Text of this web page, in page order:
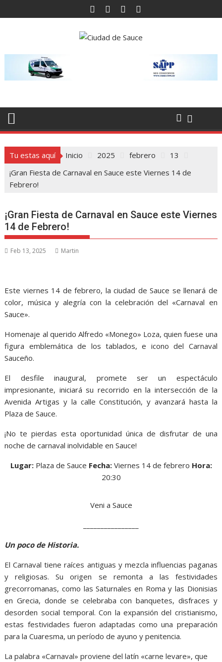
al
Tu estas aquí Inicio 2025 febrero
13
¡Gran Fiesta de Carnaval en Sauce este Viernes 14 de
Febrero!
¡Gran Fiesta de Carnaval en Sauce este Viernes
14 de Febrero!
Feb 13, 2025 Martin
Este viernes 14 de febrero, la ciudad de Sauce se llenará de
color, música y alegría con la celebración del «Carnaval en
Sauce».
Homenaje al querido Alfredo «Monego» Loza, quien fuese una
figura emblemática de los tablados, e icono del Carnaval
Sauceño.
El desfile inaugural, promete ser un espectáculo
impresionante, iniciará su recorrido en la intersección de la
Avenida Artigas y la calle Constitución, y avanzará hasta la
Plaza de Sauce.
¡No te pierdas esta oportunidad única de disfrutar de una
noche de carnaval inolvidable en Sauce!
Lugar:Plaza de Sauce Fecha:Viernes 14 de febrero Hora:
20:30
Veni a Sauce
Un poco de Historia.
El Carnaval tiene raíces antiguas y mezcla influencias paganas
y religiosas. Su origen se remonta a las festividades
grecorromanas, como las Saturnales en Roma y las Dionisias
en Grecia, donde se celebraba con banquetes, disfraces y
desorden social temporal. Con la expansión del cristianismo,
estas festividades fueron adaptadas como una preparación
para la Cuaresma, un período de ayuno y penitencia.
La palabra «Carnaval» proviene del latín «carne levare», que